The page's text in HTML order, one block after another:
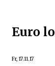
Euro
Fr, 17.11.17